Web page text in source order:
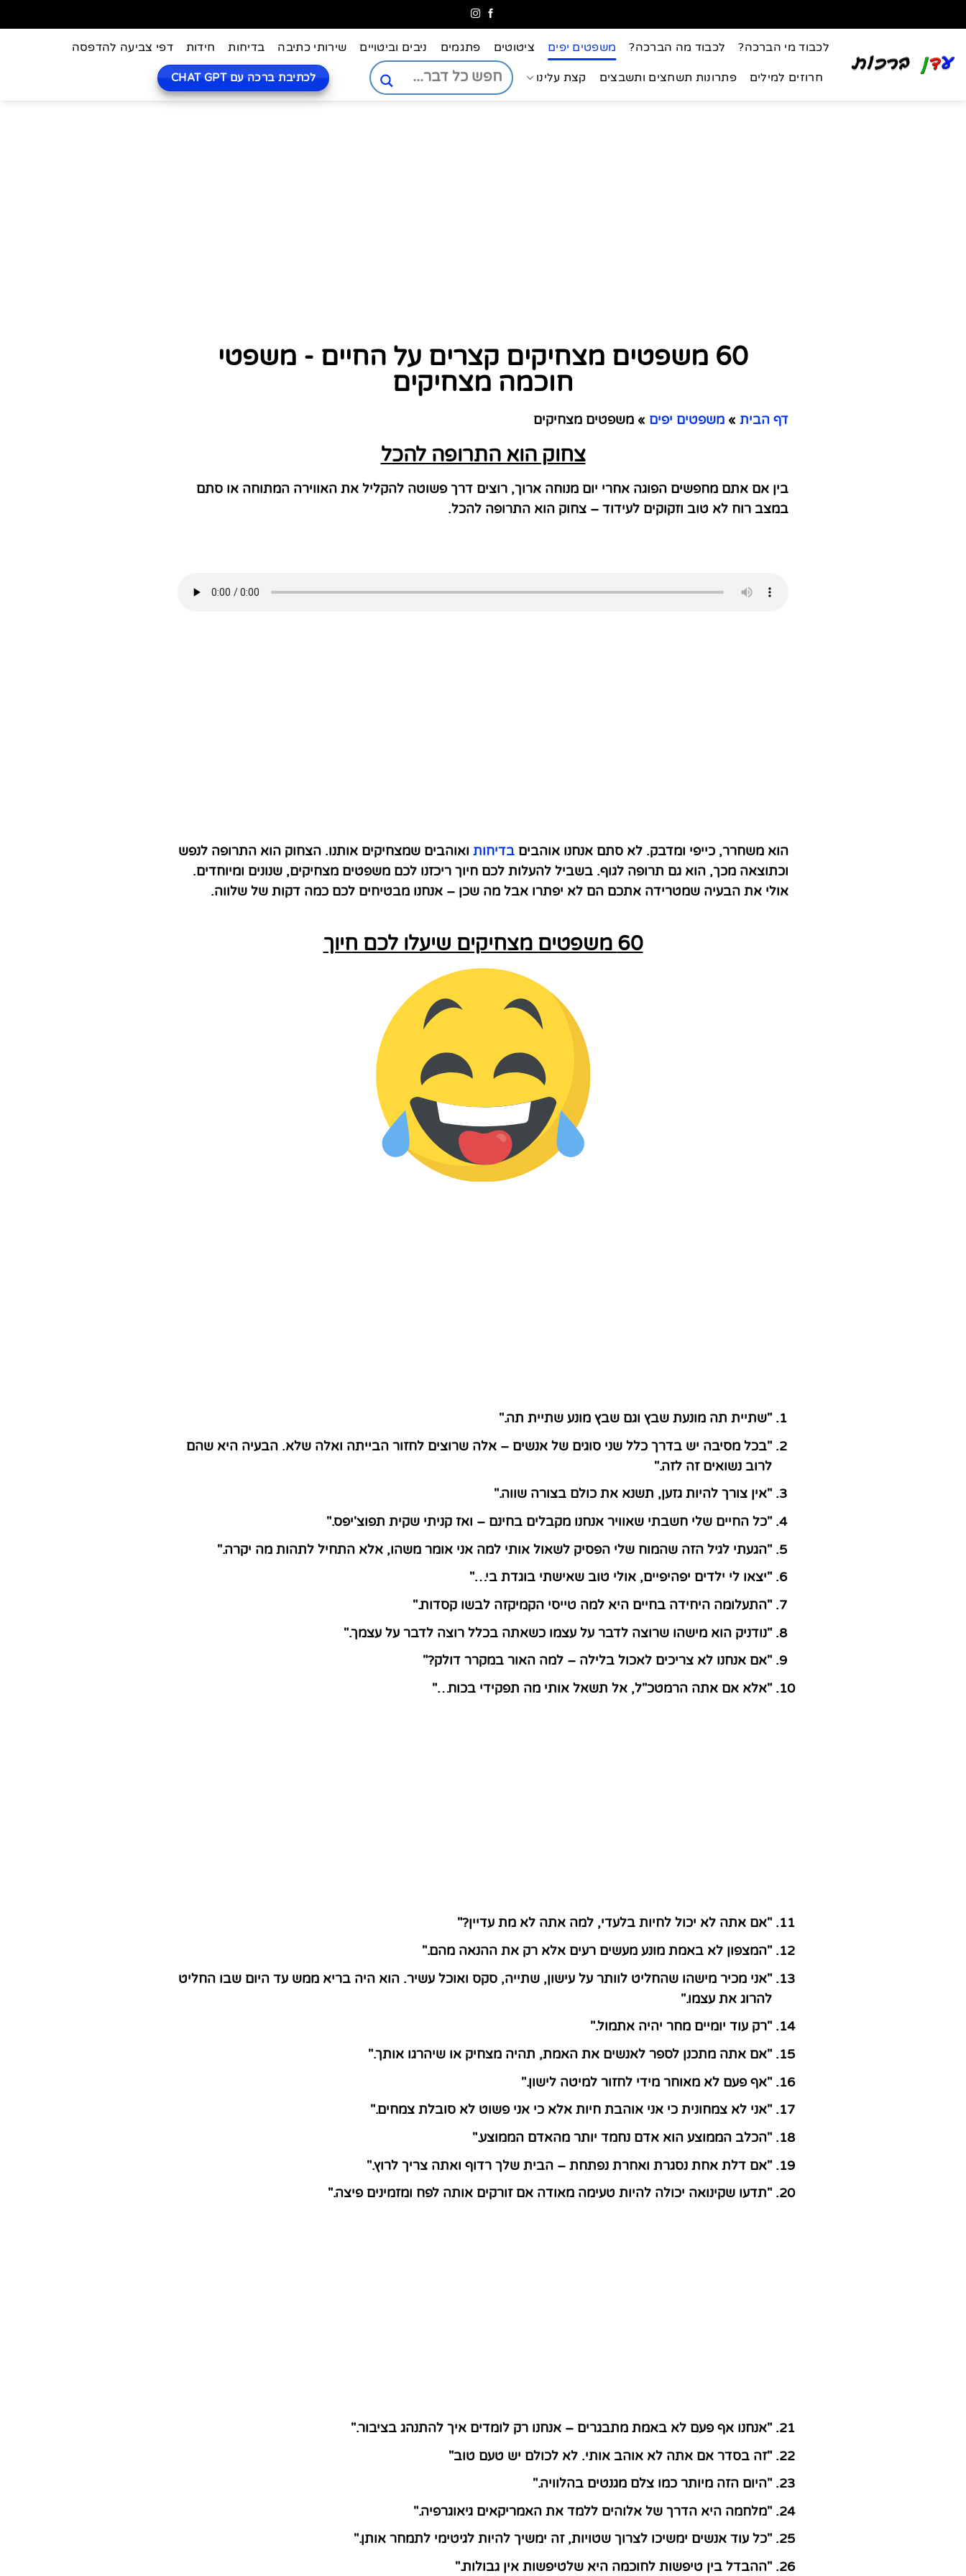
לכבוד מי הברכה? לכבוד מה הברכה? משפטים יפים ציטוטים פתגמים ניבים וביטויים שירותי כתיבה בדיחות חידות דפי צביעה להדפסה
חרוזים למילים פתרונות תשחצים ותשבצים קצת עלינו לכתיבת ברכה עם CHAT GPT
60 משפטים מצחיקים קצרים על החיים - משפטי
חוכמה מצחיקים
דף הבית » משפטים יפים » משפטים מצחיקים
צחוק הוא התרופה להכל
בין אם אתם מחפשים הפוגה אחרי יום מנוחה ארוך, רוצים דרך פשוטה להקליל את האווירה המתוחה או סתם
במצב רוח לא טוב וזקוקים לעידוד – צחוק הוא התרופה להכל.
הוא משחרר, כייפי ומדבק. לא סתם אנחנו אוהבים בדיחות ואוהבים שמצחיקים אותנו. הצחוק הוא התרופה לנפש
וכתוצאה מכך, הוא גם תרופה לגוף. בשביל להעלות לכם חיוך ריכזנו לכם משפטים מצחיקים, שנונים ומיוחדים.
אולי את הבעיה שמטרידה אתכם הם לא יפתרו אבל מה שכן – אנחנו מבטיחים לכם כמה דקות של שלווה.
60 משפטים מצחיקים שיעלו לכם חיוך
"שתיית תה מונעת שבץ וגם שבץ מונע שתיית תה."
"בכל מסיבה יש בדרך כלל שני סוגים של אנשים – אלה שרוצים לחזור הבייתה ואלה שלא. הבעיה היא שהם
לרוב נשואים זה לזה."
"אין צורך להיות גזען, תשנא את כולם בצורה שווה."
"כל החיים שלי חשבתי שאוויר אנחנו מקבלים בחינם – ואז קניתי שקית תפוצ'יפס."
"הגעתי לגיל הזה שהמוח שלי הפסיק לשאול אותי למה אני אומר משהו, אלא התחיל לתהות מה יקרה."
"יצאו לי ילדים יפהיפיים, אולי טוב שאישתי בוגדת בי…"
"התעלומה היחידה בחיים היא למה טייסי הקמיקזה לבשו קסדות."
"נודניק הוא מישהו שרוצה לדבר על עצמו כשאתה בכלל רוצה לדבר על עצמך."
"אם אנחנו לא צריכים לאכול בלילה – למה האור במקרר דולק?"
"אלא אם אתה הרמטכ"ל, אל תשאל אותי מה תפקידי בכוח…"
"אם אתה לא יכול לחיות בלעדי, למה אתה לא מת עדיין?"
"המצפון לא באמת מונע מעשים רעים אלא רק את ההנאה מהם."
"אני מכיר מישהו שהחליט לוותר על עישון, שתייה, סקס ואוכל עשיר. הוא היה בריא ממש עד היום שבו החליט
להרוג את עצמו."
"רק עוד יומיים מחר יהיה אתמול."
"אם אתה מתכנן לספר לאנשים את האמת, תהיה מצחיק או שיהרגו אותך."
"אף פעם לא מאוחר מידי לחזור למיטה לישון."
"אני לא צמחונית כי אני אוהבת חיות אלא כי אני פשוט לא סובלת צמחים."
"הכלב הממוצע הוא אדם נחמד יותר מהאדם הממוצע."
"אם דלת אחת נסגרת ואחרת נפתחת – הבית שלך רדוף ואתה צריך לרוץ."
"תדעו שקינואה יכולה להיות טעימה מאודה אם זורקים אותה לפח ומזמינים פיצה."
"אנחנו אף פעם לא באמת מתבגרים – אנחנו רק לומדים איך להתנהג בציבור."
"זה בסדר אם אתה לא אוהב אותי. לא לכולם יש טעם טוב"
"היום הזה מיותר כמו צלם מגנטים בהלוויה."
"מלחמה היא הדרך של אלוהים ללמד את האמריקאים גיאוגרפיה."
"כל עוד אנשים ימשיכו לצרוך שטויות, זה ימשיך להיות לגיטימי לתמחר אותן."
"ההבדל בין טיפשות לחוכמה היא שלטיפשות אין גבולות."